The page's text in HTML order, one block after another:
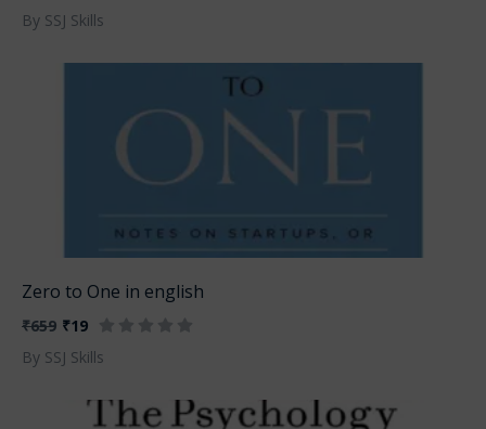
By SSJ Skills
Zero to One in english
₹659 ₹19
By SSJ Skills